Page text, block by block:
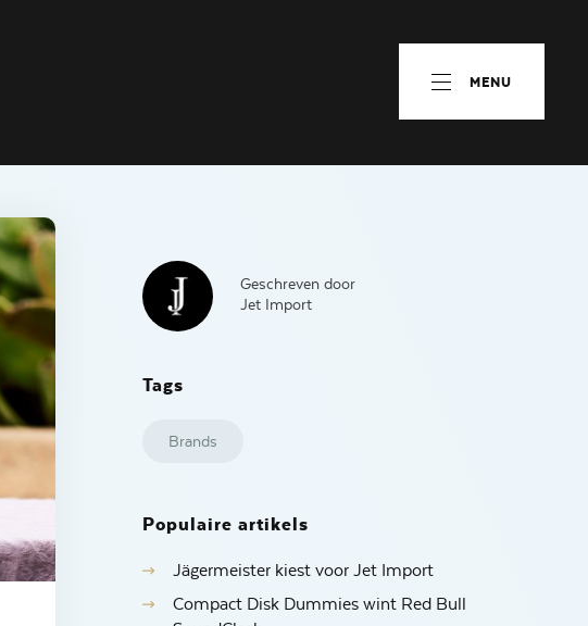
MENU
Geschreven door
Jet Import
Tags
Brands
Populaire artikels
Jägermeister kiest voor Jet Import
Compact Disk Dummies wint Red Bull